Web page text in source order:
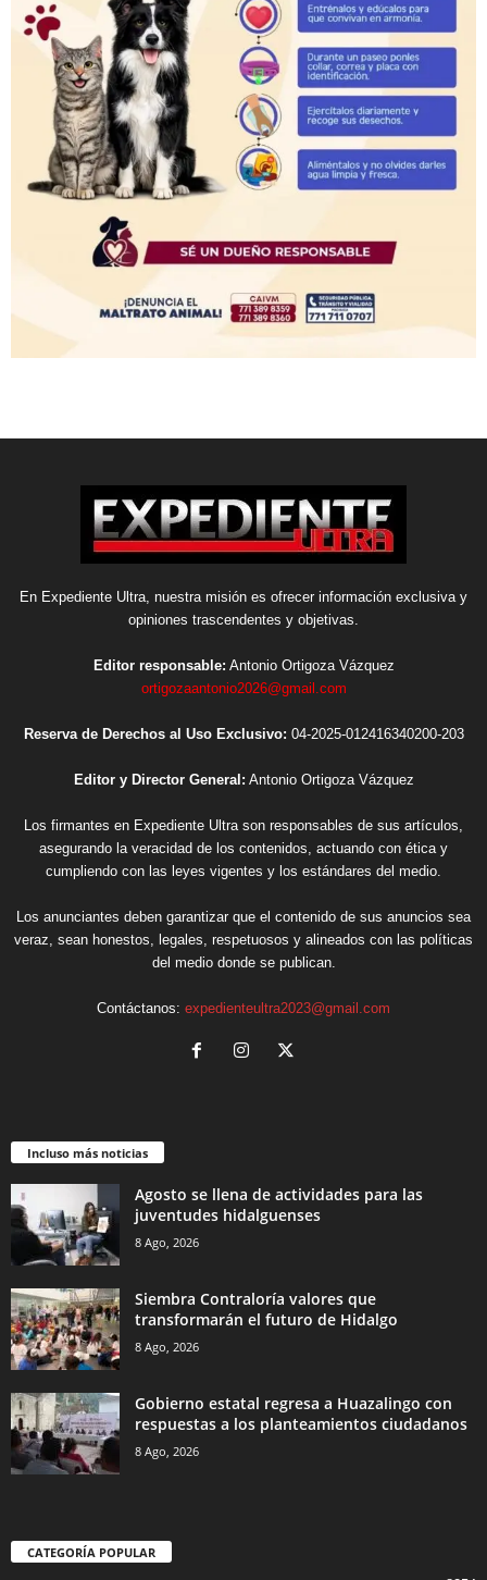
En Expediente Ultra, nuestra misión es ofrecer información exclusiva y
opiniones trascendentes y objetivas.
Editor responsable: Antonio Ortigoza Vázquez
ortigozaantonio2026@gmail.com
Reserva de Derechos al Uso Exclusivo: 04-2025-012416340200-203
Editor y Director General: Antonio Ortigoza Vázquez
Los firmantes en Expediente Ultra son responsables de sus artículos,
asegurando la veracidad de los contenidos, actuando con ética y
cumpliendo con las leyes vigentes y los estándares del medio.
Los anunciantes deben garantizar que el contenido de sus anuncios sea
veraz, sean honestos, legales, respetuosos y alineados con las políticas
del medio donde se publican.
Contáctanos: expedienteultra2023@gmail.com
Incluso más noticias
Agosto se llena de actividades para las
juventudes hidalguenses
8 Ago, 2026
Siembra Contraloría valores que
transformarán el futuro de Hidalgo
8 Ago, 2026
Gobierno estatal regresa a Huazalingo con
respuestas a los planteamientos ciudadanos
8 Ago, 2026
CATEGORÍA POPULAR